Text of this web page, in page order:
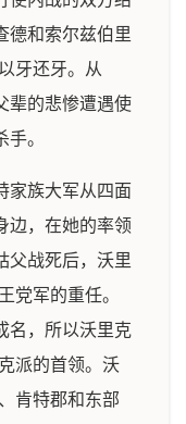
德和索尔兹伯里
牙还牙。从
辈的悲惨遭遇使
。
家族大军从四面
边，在她的率领
父战死后，沃里
党军的重任。
名，所以沃里克
派的首领。沃
肯特郡和东部